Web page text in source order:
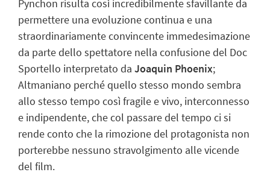
Pynchon risulta così incredibilmente sfavillante da
permettere una evoluzione continua e una
straordinariamente convincente immedesimazione
da parte dello spettatore nella confusione del Doc
Sportello interpretato da Joaquin Phoenix;
Altmaniano perché quello stesso mondo sembra
allo stesso tempo così fragile e vivo, interconnesso
e indipendente, che col passare del tempo ci si
rende conto che la rimozione del protagonista non
porterebbe nessuno stravolgimento alle vicende
del film.